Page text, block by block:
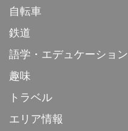
自転車
鉄道
語学・エデュケーション
趣味
トラベル
エリア情報